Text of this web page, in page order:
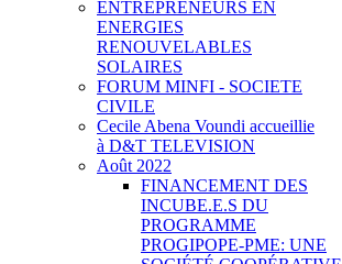
ENTREPRENEURS EN
ENERGIES
RENOUVELABLES
SOLAIRES
FORUM MINFI - SOCIETE
CIVILE
Cecile Abena Voundi accueillie
à D&T TELEVISION
Août 2022
FINANCEMENT DES
INCUBE.E.S DU
PROGRAMME
PROGIPOPE-PME: UNE